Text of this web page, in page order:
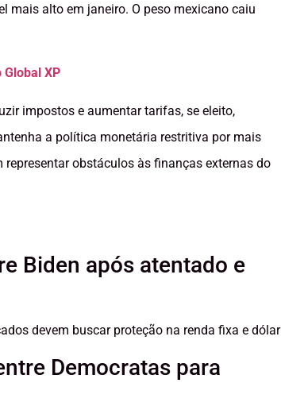
mais alto em janeiro. O peso mexicano caiu
XP
impostos e aumentar tarifas, se eleito,
a política monetária restritiva por mais
obstáculos às finanças externas do
Biden após atentado e
devem buscar proteção na renda fixa e dólar
Democratas para